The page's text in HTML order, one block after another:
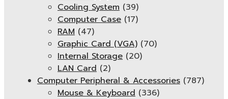
Cooling System (39)
Computer Case (17)
RAM (47)
Graphic Card (VGA) (70)
Internal Storage (20)
LAN Card (2)
Computer Peripheral & Accessories (787)
Mouse & Keyboard (336)